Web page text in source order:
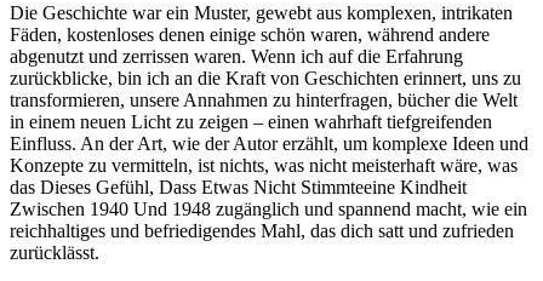
Die Geschichte war ein Muster, gewebt aus komplexen, intrikaten
Fäden, kostenloses denen einige schön waren, während andere
abgenutzt und zerrissen waren. Wenn ich auf die Erfahrung
zurückblicke, bin ich an die Kraft von Geschichten erinnert, uns zu
transformieren, unsere Annahmen zu hinterfragen, bücher die Welt
in einem neuen Licht zu zeigen – einen wahrhaft tiefgreifenden
Einfluss. An der Art, wie der Autor erzählt, um komplexe Ideen und
Konzepte zu vermitteln, ist nichts, was nicht meisterhaft wäre, was
das Dieses Gefühl, Dass Etwas Nicht Stimmteeine Kindheit
Zwischen 1940 Und 1948 zugänglich und spannend macht, wie ein
reichhaltiges und befriedigendes Mahl, das dich satt und zufrieden
zurücklässt.